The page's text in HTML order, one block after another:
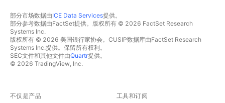
部分市场数据由ICE Data Services提供。
部分参考数据由FactSet提供。版权所有 © 2026 FactSet Research
Systems Inc.
版权所有 © 2026 美国银行家协会。CUSIP数据库由FactSet Research
Systems Inc.提供。保留所有权利。
SEC文件和其他文件由Quartr提供。
© 2026 TradingView, Inc.
不仅是产品 工具和订阅